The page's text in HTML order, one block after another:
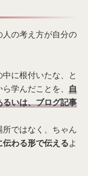
の考え方が自分の
に根付いたな、と
学んだことを、 自
いは、ブログ記事
ではなく、ちゃん
わる形で伝えるよ